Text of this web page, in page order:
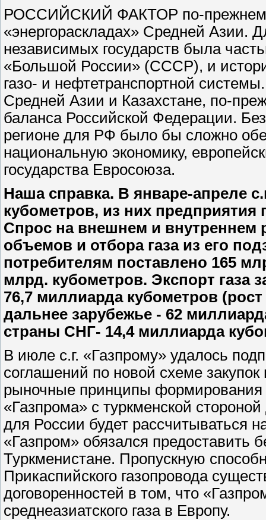
РОССИЙСКИЙ ФАКТОР по-
«энергораскладах» Средней Азии.
независимых государств была
«Большой России» (СССР), и
газо- и нефтетранспортной
Средней Азии и Казахстане, по-
баланса Российской Федерации.
регионе для РФ было бы сложно
национальную экономику,
государства Евросоюза.
Наша справка. В январе-апреле
кубометров, из них
Спрос на внешнем и внутреннем
объемов и отбора газа из его
потребителям поставлено 165
млрд. кубометров. Экспорт газа
76,7 миллиарда кубометров
дальнее зарубежье - 62
страны СНГ- 14,4 миллиарда
В июле с.г. «Газпрому» удалось
соглашений по новой схеме
рыночные принципы формирования
«Газпрома» с туркменской
для России будет рассчитываться
«Газпром» обязался предоставить
Туркменистане. Пропускную
Прикаспийского газопровода
договоренностей в том, что
среднеазиатского газа в Европу.